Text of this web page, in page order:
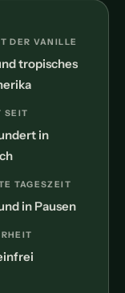
DER VANILLE
tropisches
SEIT
in
TAGESZEIT
in Pausen